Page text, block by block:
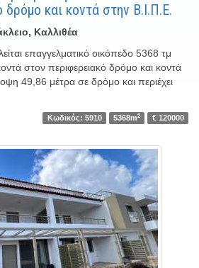
δρόμο και κοντά στην Β.Ι.Π.Ε.
Καλλιθέα
επαγγελματικό οικόπεδο 5368 τμ
στον περιφερειακό δρόμο και κοντά
49,86 μέτρα σε δρόμο και περιέχει
Κωδικός: 5910 5368m2 € 120000